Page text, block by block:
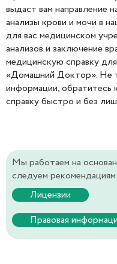
выдаст вам направление
анализы крови и мочи в
для вас медицинском
анализов и заключение
медицинскую справку
«Домашний Доктор». Не
информации, обратитесь
справку быстро и без
Мы работаем на
следуем
Лицензии
Правовая